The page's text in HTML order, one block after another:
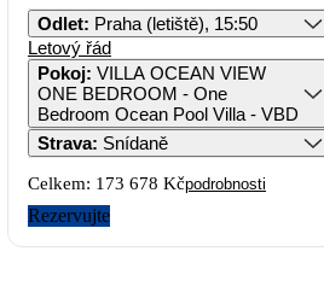
Odlet: Praha (letiště), 15:50
Letový řád
Pokoj: VILLA OCEAN VIEW
ONE BEDROOM - One
Bedroom Ocean Pool Villa - VBD
Strava: Snídaně
Celkem: 173 678 Kčpodrobnosti
Rezervujte